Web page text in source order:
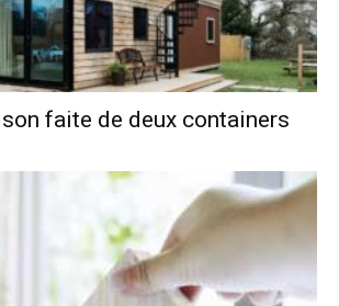
faite de deux containers